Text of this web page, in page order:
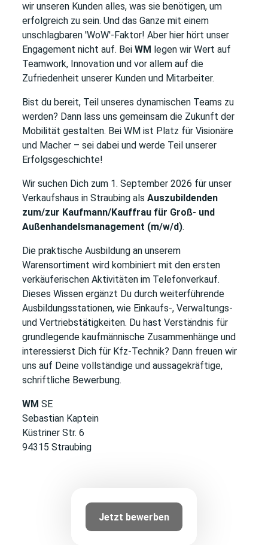
wir unseren Kunden alles, was sie benötigen, um
erfolgreich zu sein. Und das Ganze mit einem
unschlagbaren 'WoW'-Faktor! Aber hier hört unser
Engagement nicht auf. Bei WM legen wir Wert auf
Teamwork, Innovation und vor allem auf die
Zufriedenheit unserer Kunden und Mitarbeiter.
Bist du bereit, Teil unseres dynamischen Teams zu
werden? Dann lass uns gemeinsam die Zukunft der
Mobilität gestalten. Bei WM ist Platz für Visionäre
und Macher – sei dabei und werde Teil unserer
Erfolgsgeschichte!
Wir suchen Dich zum 1. September 2026 für unser
Verkaufshaus in Straubing alsAuszubildenden
zum/zur Kaufmann/Kauffrau für Groß- und
Außenhandelsmanagement (m/w/d).
Die praktische Ausbildung an unserem
Warensortiment wird kombiniert mit den ersten
verkäuferischen Aktivitäten im Telefonverkauf.
Dieses Wissen ergänzt Du durch weiterführende
Ausbildungsstationen, wie Einkaufs-, Verwaltungs-
und Vertriebstätigkeiten. Du hast Verständnis für
grundlegende kaufmännische Zusammenhänge und
interessierst Dich für Kfz-Technik? Dann freuen wir
uns auf Deine vollständige und aussagekräftige,
schriftliche Bewerbung.
WM SE
Sebastian Kaptein
Küstriner Str. 6
94315 Straubing
Jetzt bewerben